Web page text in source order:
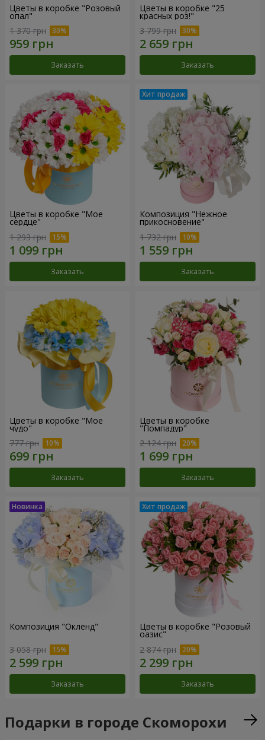
Цветы в коробке "Розовый
опал"
1 370 грн
Заказать
Цветы в коробке "25
красных роз!"
3 799 грн
Заказать
Цветы в коробке "Мое
сердце"
1 293 грн
Заказать
Композиция "Нежное
прикосновение"
1 732 грн
Заказать
Цветы в коробке "Мое
чудо"
777 грн
Заказать
Цветы в коробке
"Помпадур"
2 124 грн
Заказать
Композиция "Окленд"
3 058 грн
Заказать
Цветы в коробке "Розовый
оазис"
2 874 грн
Заказать
Подарки в городе Скоморохи